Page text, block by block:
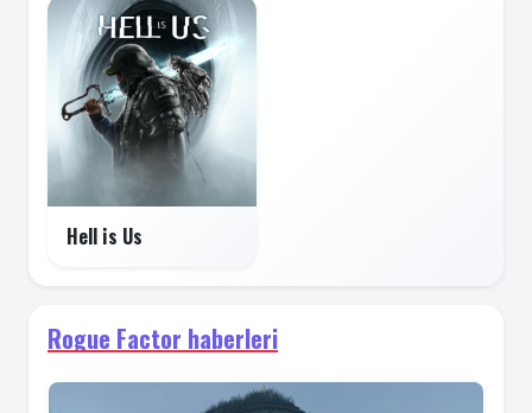
Hell is Us
Rogue Factor haberleri